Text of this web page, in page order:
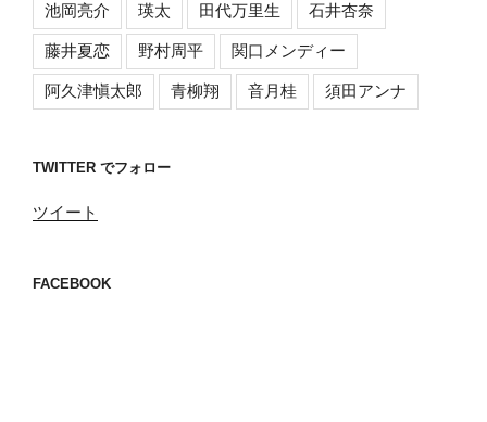
池岡亮介 瑛太 田代万里生 石井杏奈
藤井夏恋 野村周平 関口メンディー
阿久津愼太郎 青柳翔 音月桂 須田アンナ
TWITTER でフォロー
ツイート
FACEBOOK